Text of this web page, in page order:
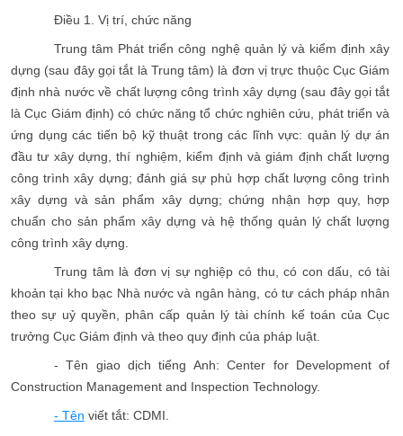
Điều 1. Vị trí, chức năng
Trung tâm Phát triển công nghệ quản lý và kiểm định xây
dựng (sau đây gọi tắt là Trung tâm) là đơn vị trực thuộc Cục Giám
định nhà nước về chất lượng công trình xây dựng (sau đây gọi tắt
là Cục Giám định) có chức năng tổ chức nghiên cứu, phát triển và
ứng dụng các tiến bộ kỹ thuật trong các lĩnh vực: quản lý dự án
đầu tư xây dựng, thí nghiệm, kiểm định và giám định chất lượng
công trình xây dựng; đánh giá sự phù hợp chất lượng công trình
xây dựng và sản phẩm xây dựng; chứng nhận hợp quy, hợp
chuẩn cho sản phẩm xây dựng và hệ thống quản lý chất lượng
công trình xây dựng.
Trung tâm là đơn vị sự nghiệp có thu, có con dấu, có tài
khoản tại kho bạc Nhà nước và ngân hàng, có tư cách pháp nhân
theo sự uỷ quyền, phân cấp quản lý tài chính kế toán của Cục
trưởng Cục Giám định và theo quy định của pháp luật.
- Tên giao dịch tiếng Anh: Center for Development of
Construction Management and Inspection Technology.
- Tên viết tắt: CDMI.